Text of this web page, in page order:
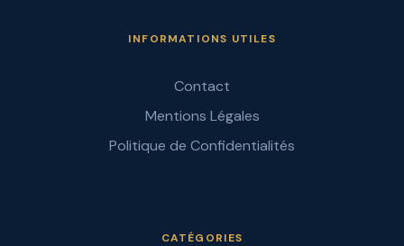
INFORMATIONS UTILES
Contact
Mentions Légales
Politique de Confidentialités
CATÉGORIES